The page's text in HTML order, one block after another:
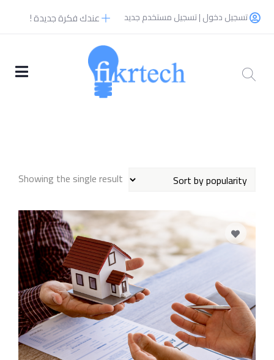
تسجيل دخول | تسجيل مستخدم جديد عندك فكرة جديدة !
Showing the single result